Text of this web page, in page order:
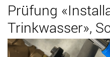
Prüfung
Trinkwasser»,